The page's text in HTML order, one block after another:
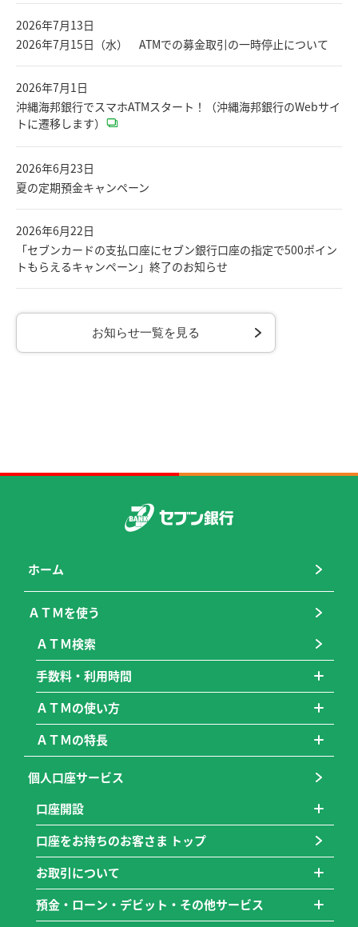
2026年7月13日
2026年7月15日（水） ATMでの募金取引の一時停止について
2026年7月1日
沖縄海邦銀行でスマホATMスタート！（沖縄海邦銀行のWebサイ
トに遷移します）
2026年6月23日
夏の定期預金キャンペーン
2026年6月22日
「セブンカードの支払口座にセブン銀行口座の指定で500ポイン
トもらえるキャンペーン」終了のお知らせ
お知らせ一覧を見る
ホーム
ＡＴＭを使う
ＡＴＭ検索
手数料・利用時間
ＡＴＭの使い方
ＡＴＭの特長
個人口座サービス
口座開設
口座をお持ちのお客さま トップ
お取引について
預金・ローン・デビット・その他サービス